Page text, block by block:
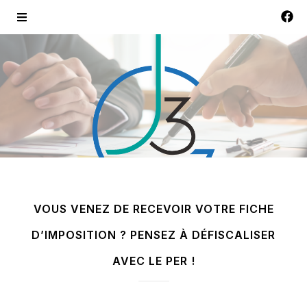
VOUS VENEZ DE RECEVOIR VOTRE FICHE
D’IMPOSITION ? PENSEZ À DÉFISCALISER
AVEC LE PER !